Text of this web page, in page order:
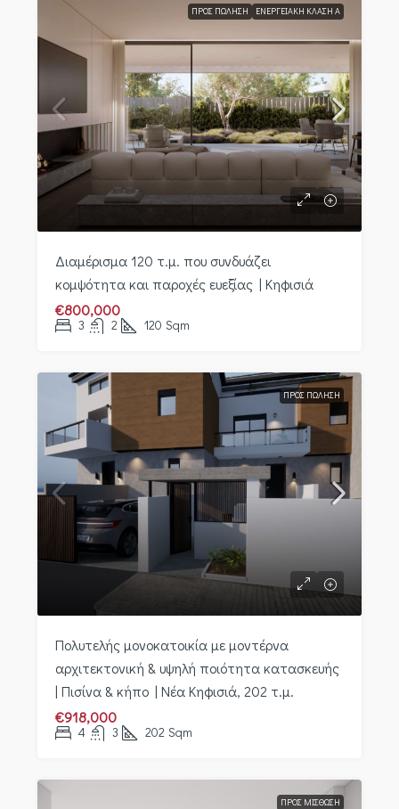
ΠΡΟΣ ΠΏΛΗΣΗ ΕΝΕΡΓΕΙΑΚΉ ΚΛΆΣΗ Α
Διαμέρισμα 120 τ.μ. που συνδυάζει
κομψότητα και παροχές ευεξίας | Κηφισιά
€800,000
3 2 120 Sqm
ΠΡΟΣ ΠΏΛΗΣΗ
Πολυτελής μονοκατοικία με μοντέρνα
αρχιτεκτονική & υψηλή ποιότητα κατασκευής
| Πισίνα & κήπο | Νέα Κηφισιά, 202 τ.μ.
€918,000
4 3 202 Sqm
ΠΡΟΣ ΜΊΣΘΩΣΗ